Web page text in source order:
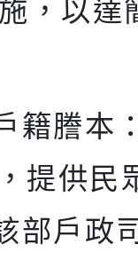
，以達
籍謄本
提供民
部戶政